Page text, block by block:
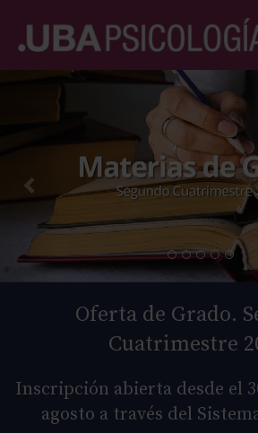
Oferta de Grado.
Cuatrimestre
Inscripción abierta desde el
agosto a través del